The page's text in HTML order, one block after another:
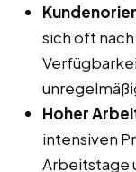
sich oft
Hoher
intensiven
Arbeitstage